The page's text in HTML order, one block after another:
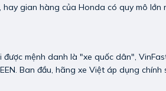
gian hàng của Honda có quy mô lớn
được mệnh danh là "xe quốc dân",
Ban đầu, hãng xe Việt áp dụng